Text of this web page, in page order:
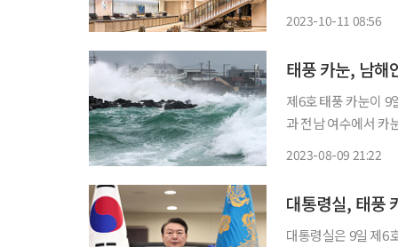
2023-10-11 08:56
태풍 카눈, 남
제6호 태풍 카눈이 9일
과 전남 여수에서 카
2023-08-09 21:22
대통령실, 태풍
대통령실은 9일 제6